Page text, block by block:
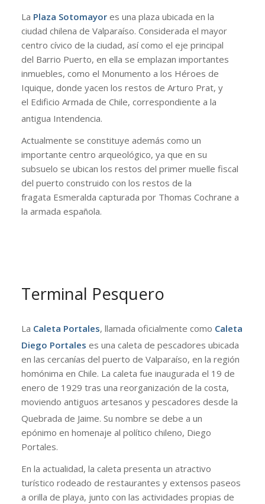
La Plaza Sotomayores una plaza ubicada en la
ciudad chilena de Valparaíso. Considerada el mayor
centro cívico de la ciudad, así como el eje principal
del Barrio Puerto, en ella se emplazan importantes
inmuebles, como el Monumento a los Héroes de
Iquique, donde yacen los restos de Arturo Prat, y
el Edificio Armada de Chile, correspondiente a la
antigua Intendencia.
Actualmente se constituye además como un
importante centro arqueológico, ya que en su
subsuelo se ubican los restos del primer muelle fiscal
del puerto construido con los restos de la
fragata Esmeralda capturada por Thomas Cochrane a
la armada española.
Terminal Pesquero
La Caleta Portales, llamada oficialmente como Caleta
Diego Portales es una caleta de pescadores ubicada
en las cercanías del puerto de Valparaíso, en la región
homónima en Chile. La caleta fue inaugurada el 19 de
enero de 1929 tras una reorganización de la costa,
moviendo antiguos artesanos y pescadores desde la
Quebrada de Jaime. Su nombre se debe a un
epónimo en homenaje al político chileno, Diego
Portales.
En la actualidad, la caleta presenta un atractivo
turístico rodeado de restaurantes y extensos paseos
a orilla de playa, junto con las actividades propias de